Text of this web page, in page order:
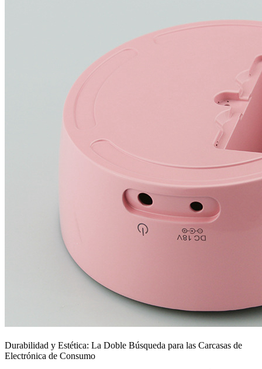
Durabilidad y Estética: La Doble Búsqueda para las Carcasas de
Electrónica de Consumo